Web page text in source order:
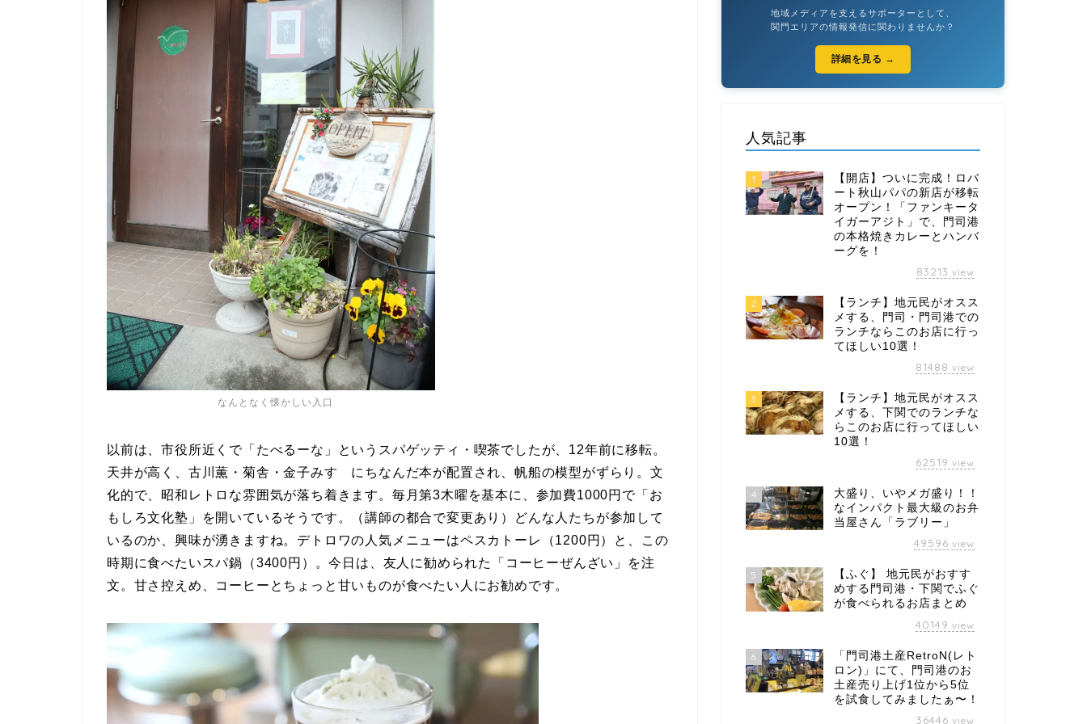
なんとなく懐かしい入口
以前は、市役所近くで「たべるーな」というスパゲッティ・喫茶でしたが、12年前に移転。
天井が高く、古川薫・菊舎・金子みすゞにちなんだ本が配置され、帆船の模型がずらり。文
化的で、昭和レトロな雰囲気が落ち着きます。毎月第3木曜を基本に、参加費1000円で「お
もしろ文化塾」を開いているそうです。（講師の都合で変更あり）どんな人たちが参加して
いるのか、興味が湧きますね。デトロワの人気メニューはペスカトーレ（1200円）と、この
時期に食べたいスパ鍋（3400円）。今日は、友人に勧められた「コーヒーぜんざい」を注
文。甘さ控えめ、コーヒーとちょっと甘いものが食べたい人にお勧めです。
地域メディアを支えるサポーターとして、
関門エリアの情報発信に関わりませんか？
詳細を見る →
人気記事
1
【開店】ついに完成！ロバ
ート秋山パパの新店が移転
オープン！「ファンキータ
イガーアジト」で、門司港
の本格焼きカレーとハンバ
ーグを！
83213 view
2
【ランチ】地元民がオスス
メする、門司・門司港での
ランチならこのお店に行っ
てほしい10選！
81488 view
3
【ランチ】地元民がオスス
メする、下関でのランチな
らこのお店に行ってほしい
10選！
62519 view
4
大盛り、いやメガ盛り！！
なインパクト最大級のお弁
当屋さん「ラブリー」
49596 view
5
【ふぐ】 地元民がおすす
めする門司港・下関でふぐ
が食べられるお店まとめ
40149 view
6
「門司港土産RetroN(レト
ロン)」にて、門司港のお
土産売り上げ1位から5位
を試食してみましたぁ〜！
36446 view